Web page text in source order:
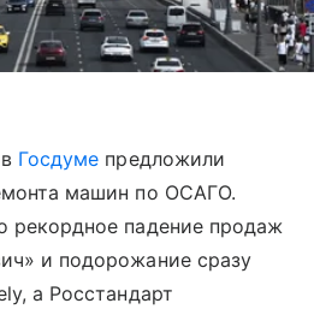
Госдуме предложили
машин по ОСАГО.
рекордное падение продаж
и подорожание сразу
а Росстандарт